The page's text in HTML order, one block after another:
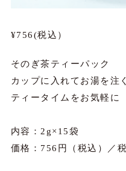
¥756(税込）
そのぎ茶ティーパック
カップに入れてお湯を注
ティータイムをお気軽に
内容：2g×15袋
価格：756円（税込）／